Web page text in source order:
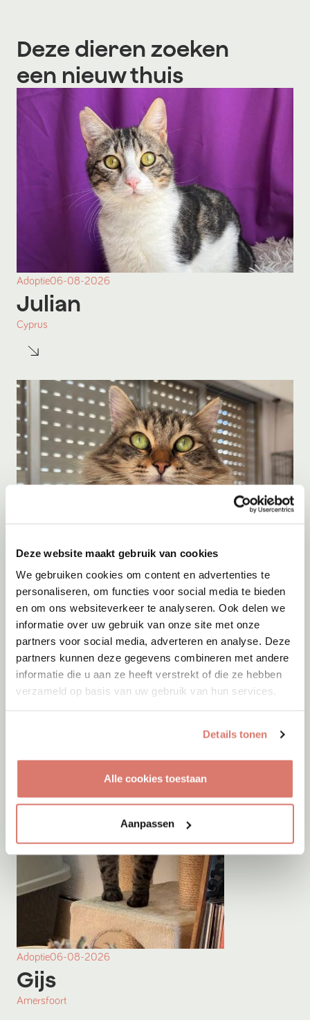
Deze website maakt gebruik van cookies
We gebruiken cookies om content en advertenties te
personaliseren, om functies voor social media te bieden
en om ons websiteverkeer te analyseren. Ook delen we
informatie over uw gebruik van onze site met onze
partners voor social media, adverteren en analyse. Deze
partners kunnen deze gegevens combineren met andere
informatie die u aan ze heeft verstrekt of die ze hebben
verzameld op basis van uw gebruik van hun services.
Details tonen
Alle cookies toestaan
Aanpassen
Deze dieren zoeken
een nieuw thuis
Adoptie06-08-2026
Julian
Cyprus
Adoptie06-08-2026
Jumby
Adoptie06-08-2026
Gijs
Amersfoort